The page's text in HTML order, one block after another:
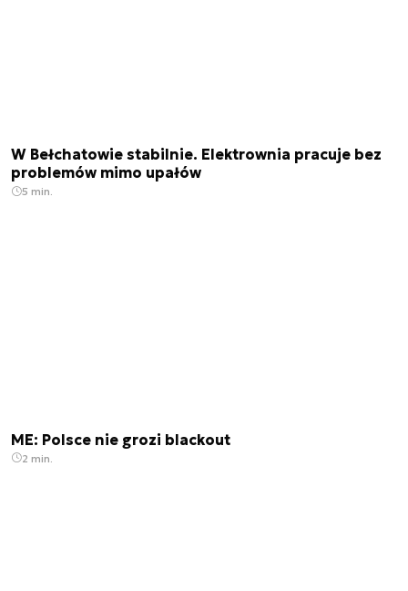
W Bełchatowie stabilnie. Elektrownia pracuje bez
problemów mimo upałów
5 min.
ME: Polsce nie grozi blackout
2 min.